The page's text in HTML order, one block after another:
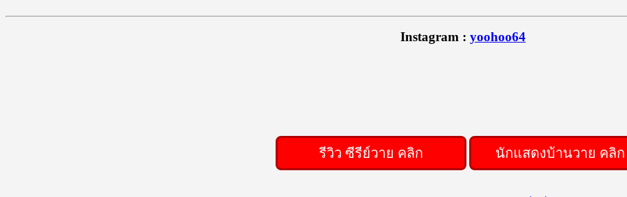
Instagram : yoohoo64
รีวิว ซีรีย์วาย คลิก นักแสดงบ้านวาย คลิก